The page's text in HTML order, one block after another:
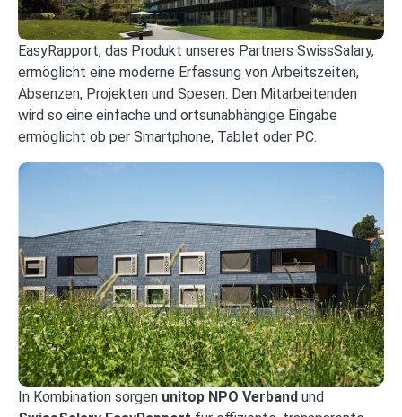
EasyRapport, das Produkt unseres Partners SwissSalary,
ermöglicht eine moderne Erfassung von Arbeitszeiten,
Absenzen, Projekten und Spesen. Den Mitarbeitenden
wird so eine einfache und ortsunabhängige Eingabe
ermöglicht ob per Smartphone, Tablet oder PC.
In Kombination sorgen unitop NPO Verband und